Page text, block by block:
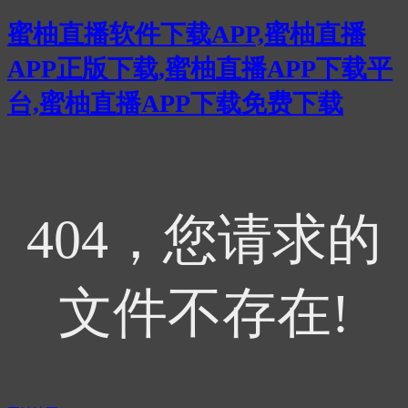
蜜柚直播软件下载APP,蜜柚直播
APP正版下载,蜜柚直播APP下载平
台,蜜柚直播APP下载免费下载
404，您请求的
文件不存在!